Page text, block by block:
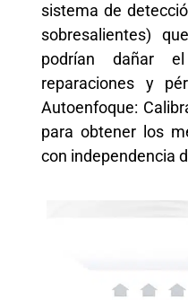
sistema de
sobresalientes)
podrían dañar
reparaciones y
Autoenfoque:
para obtener los
con independencia